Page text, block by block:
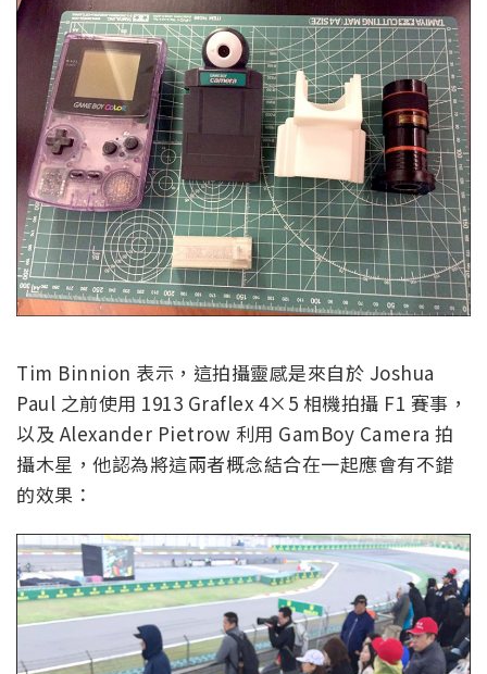
Tim Binnion 表示，這拍攝靈感是來自於 Joshua
Paul 之前使用 1913 Graflex 4×5 相機拍攝 F1 賽事，
以及 Alexander Pietrow 利用 GamBoy Camera 拍
攝木星，他認為將這兩者概念結合在一起應會有不錯
的效果：